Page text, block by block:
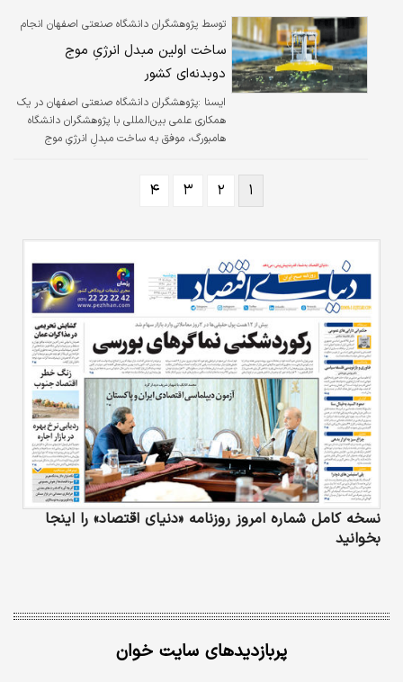
کار کرده است.
توسط پژوهشگران دانشگاه صنعتی اصفهان انجام
شد
ساخت اولین مبدل انرژیِ موج
دوبدنه‌ای کشور
ایسنا :‌پژوهشگران دانشگاه صنعتی اصفهان در یک
همکاری علمی بین‌المللی با پژوهشگران دانشگاه
هامبورگ، موفق به ساخت مبدلِ انرژیِ موج
آن در ردیف انرژی‌های سبز و پایدار قرار دارد.
۱ ۲ ۳ ۴
نسخه کامل شماره امروز روزنامه «دنیای‌ اقتصاد» را اینجا
بخوانید
پربازدیدهای سایت خوان